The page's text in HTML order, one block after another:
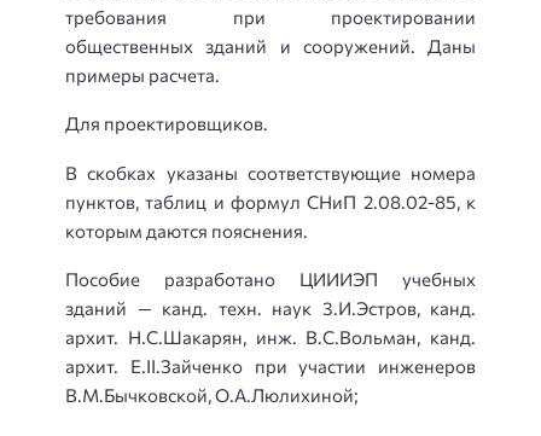
требования при проектировании
общественных зданий и сооружений. Даны
примеры расчета.
Для проектировщиков.
В скобках указаны соответствующие номера
пунктов, таблиц и формул СНиП 2.08.02-85, к
которым даются пояснения.
Пособие разработано ЦИИИЭП учебных
зданий — канд. техн. наук 3.И.Эстров, канд.
архит. Н.С.Шакарян, инж. В.С.Вольман, канд.
архит. Е.II.Зайченко при участии инженеров
В.М.Бычковской, О.А.Люлихи­ной;